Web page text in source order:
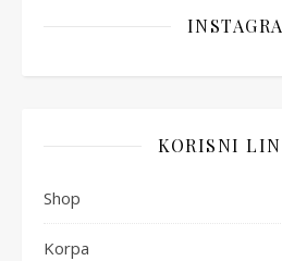
KORISNI
Shop
Korpa